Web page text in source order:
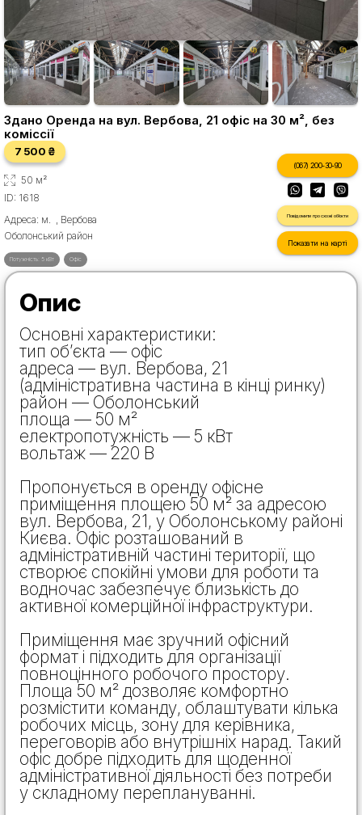
Здано Оренда на вул. Вербова, 21 офіс на 30 м², без
коміссії
7 500 ₴
50 м²
ID: 1618
Адреса: м. , Вербова
Оболонський район
(067) 200-30-90
Повідомити про схожі об'єкти
Показати на карті
Потужність: 5 кВт Офіс
Опис
Основні характеристики:
тип об’єкта — офіс
адреса — вул. Вербова, 21
(адміністративна частина в кінці ринку)
район — Оболонський
площа — 50 м²
електропотужність — 5 кВт
вольтаж — 220 В
Пропонується в оренду офісне
приміщення площею 50 м² за адресою
вул. Вербова, 21, у Оболонському районі
Києва. Офіс розташований в
адміністративній частині території, що
створює спокійні умови для роботи та
водночас забезпечує близькість до
активної комерційної інфраструктури.
Приміщення має зручний офісний
формат і підходить для організації
повноцінного робочого простору.
Площа 50 м² дозволяє комфортно
розмістити команду, облаштувати кілька
робочих місць, зону для керівника,
переговорів або внутрішніх нарад. Такий
офіс добре підходить для щоденної
адміністративної діяльності без потреби
у складному переплануванні.